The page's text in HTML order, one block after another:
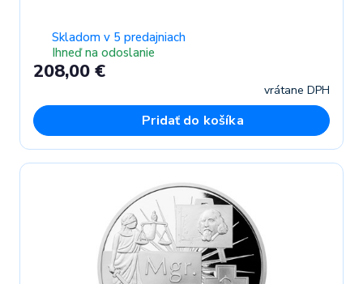
Skladom v 5 predajniach
Ihneď na odoslanie
208,00 €
vrátane DPH
Pridať do košíka